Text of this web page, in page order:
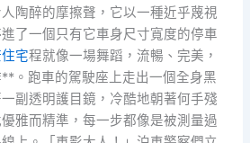
陶醉的摩擦聲，它以一種近乎蔑視
了一個只有它車身尺寸寬度的停車
宅程就像一場舞蹈，流暢、完美，
。跑車的駕駛座上走出一個全身黑
副透明護目鏡，冷酷地朝著何手殘
雅而精準，每一步都像是被測量過